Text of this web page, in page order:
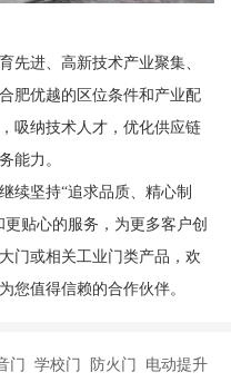
先进、高新技术产业聚集、
肥优越的区位条件和产业配
吸纳技术人才，优化供应链
能力。
续坚持“追求品质、精心制
贴心的服务，为更多客户创
门或相关工业门类产品，欢
您值得信赖的合作伙伴。
门 学校门 防火门 电动提升